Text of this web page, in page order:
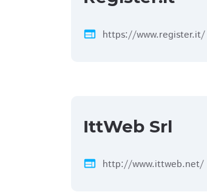
web https://www.register.it/
IttWeb Srl
web http://www.ittweb.net/